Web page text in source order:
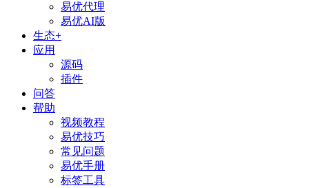
易优代理
易优AI版
生态+
应用
源码
插件
问答
帮助
视频教程
易优技巧
常见问题
易优手册
标签工具